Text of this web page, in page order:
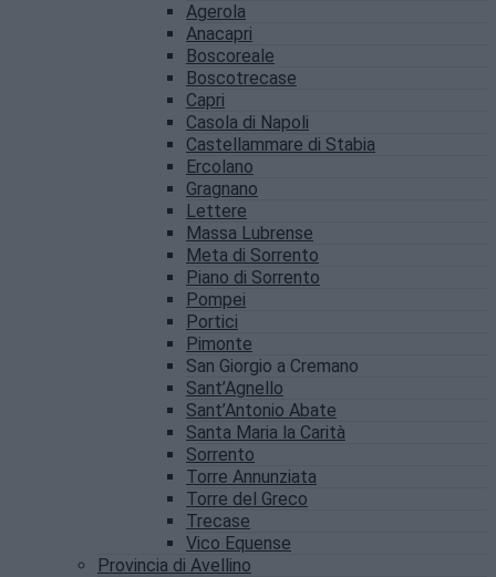
Agerola
Anacapri
Boscoreale
Boscotrecase
Capri
Casola di Napoli
Castellammare di Stabia
Ercolano
Gragnano
Lettere
Massa Lubrense
Meta di Sorrento
Piano di Sorrento
Pompei
Portici
Pimonte
San Giorgio a Cremano
Sant’Agnello
Sant’Antonio Abate
Santa Maria la Carità
Sorrento
Torre Annunziata
Torre del Greco
Trecase
Vico Equense
Provincia di Avellino